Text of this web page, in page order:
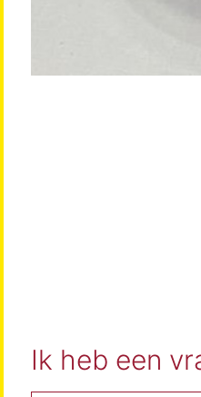
Ik heb een